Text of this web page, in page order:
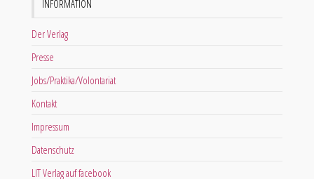
INFORMATION
Der Verlag
Presse
Jobs/Praktika/Volontariat
Kontakt
Impressum
Datenschutz
LIT Verlag auf facebook